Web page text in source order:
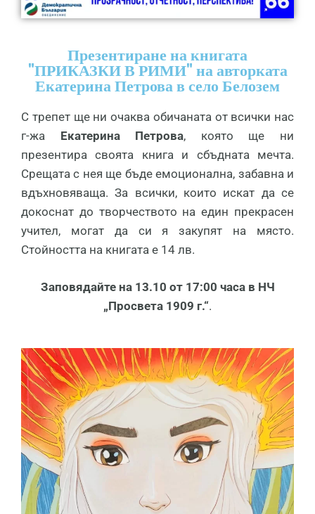
Презентиране на книгата
"ПРИКАЗКИ В РИМИ" на авторката
Екатерина Петрова в село Белозем
С трепет ще ни очаква обичаната от всички нас
г-жа Екатерина Петрова, която ще ни
презентира своята книга и сбъдната мечта.
Срещата с нея ще бъде емоционална, забавна и
вдъхновяваща. За всички, които искат да се
докоснат до творчеството на един прекрасен
учител, могат да си я закупят на място.
Стойността на книгата е 14 лв.
Заповядайте на 13.10 от 17:00 часа в НЧ
„Просвета 1909 г.“.